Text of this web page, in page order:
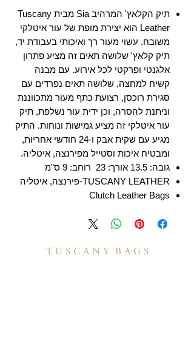
תיק הקלאץ' המרהיב Sia מבית Tuscany
Leather הוא יצירת מופת של עור איטלקי
משובח. עשוי מעור רך ואיכותי בעבודת יד,
תיק קלאץ' שלושה תאים זה מציע פתרון
אלגנטי ופרקטי לכל אירוע. עם מבנה
קשיח למחצה, שלושה תאים נפרדים עם
סגירת רוכסן, רצועת כתף מעור מתכווננת
וניתנת להסרה, וכן ידית עור נשלפת, תיק
עור איטלקי זה מציע גמישות ונוחות. התיק
מגיע עם שקית אבק ו-24 חודשי אחריות,
ומבטיח איכות וסטייל מפירנצה, איטליה.
גובה: 13.5 אורך: 23 רוחב: 9 ס"מ
TUSCANY LEATHER-פירנצה, איטליה
Clutch Leather Bags
T U S C A N Y B A G S